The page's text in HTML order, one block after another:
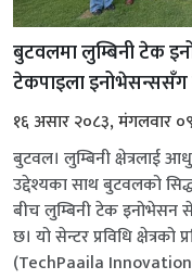
बुटवलमा लुम्बिनी टेक
टेकपाइला इनोभेसन्ससँग
१६ असार २०८३, मंगलवार
बुटवल। लुम्बिनी क्षेत्रलाई
उद्देश्यका साथ बुटवलको
बीच लुम्बिनी टेक इनोभेसन
छ। यो सेन्टर प्रविधि
(TechPaaila